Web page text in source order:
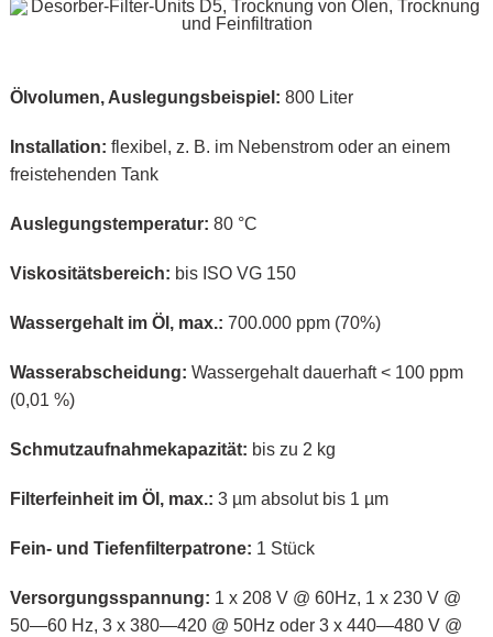
Ölvolumen, Auslegungsbeispiel: 800 Liter
Installation: flexibel, z. B. im Nebenstrom oder an einem
freistehenden Tank
Auslegungstemperatur: 80 °C
Viskositätsbereich: bis ISO VG 150
Wassergehalt im Öl, max.: 700.000 ppm (70%)
Wasserabscheidung: Wassergehalt dauerhaft < 100 ppm
(0,01 %)
Schmutzaufnahmekapazität: bis zu 2 kg
Filterfeinheit im Öl, max.: 3 µm absolut bis 1 µm
Fein- und Tiefenfilterpatrone: 1 Stück
Versorgungsspannung: 1 x 208 V @ 60Hz, 1 x 230 V @
50—60 Hz, 3 x 380—420 @ 50Hz oder 3 x 440—480 V @